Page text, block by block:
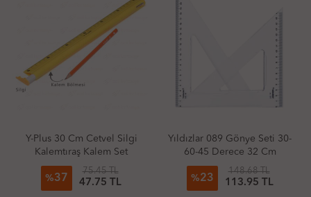
Y-Plus 30 Cm Cetvel Silgi
Kalemtıraş Kalem Set
%37
75.45 TL
47.75 TL
Yıldızlar 089 Gönye Seti 30-
60-45 Derece 32 Cm
%23
148.68 TL
113.95 TL